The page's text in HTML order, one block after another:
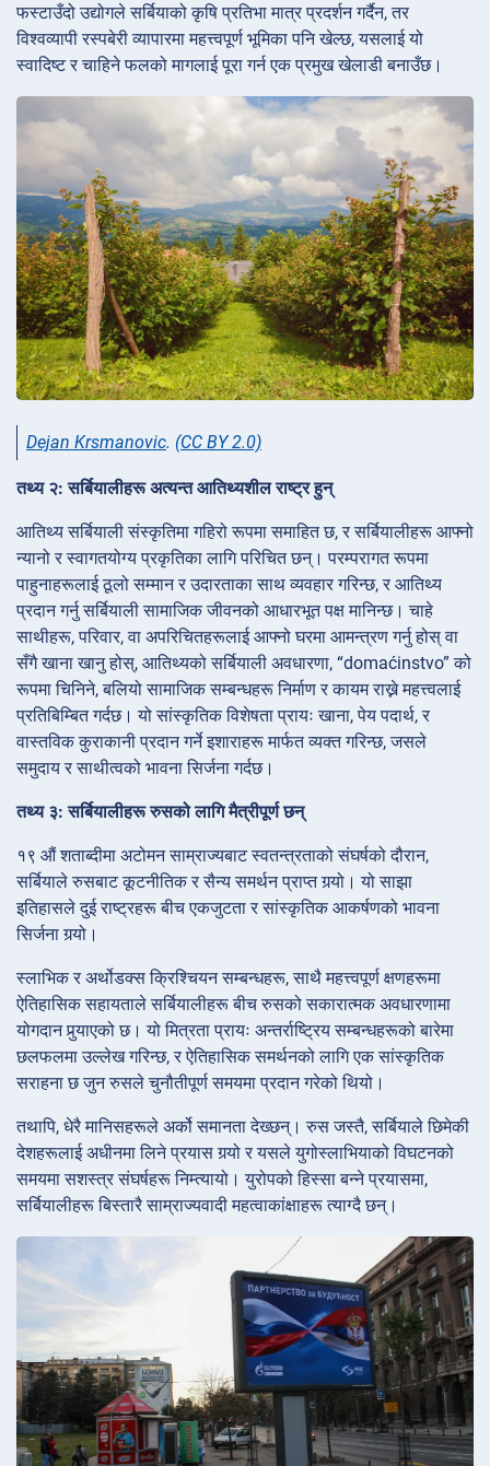
फस्टाउँदो उद्योगले सर्बियाको कृषि प्रतिभा मात्र प्रदर्शन गर्दैन, तर
विश्वव्यापी रस्पबेरी व्यापारमा महत्त्वपूर्ण भूमिका पनि खेल्छ, यसलाई यो
स्वादिष्ट र चाहिने फलको मागलाई पूरा गर्न एक प्रमुख खेलाडी बनाउँछ।
Dejan Krsmanovic. (CC BY 2.0)
तथ्य २: सर्बियालीहरू अत्यन्त आतिथ्यशील राष्ट्र हुन्
आतिथ्य सर्बियाली संस्कृतिमा गहिरो रूपमा समाहित छ, र सर्बियालीहरू आफ्नो
न्यानो र स्वागतयोग्य प्रकृतिका लागि परिचित छन्। परम्परागत रूपमा
पाहुनाहरूलाई ठूलो सम्मान र उदारताका साथ व्यवहार गरिन्छ, र आतिथ्य
प्रदान गर्नु सर्बियाली सामाजिक जीवनको आधारभूत पक्ष मानिन्छ। चाहे
साथीहरू, परिवार, वा अपरिचितहरूलाई आफ्नो घरमा आमन्त्रण गर्नु होस् वा
सँगै खाना खानु होस्, आतिथ्यको सर्बियाली अवधारणा, “domaćinstvo” को
रूपमा चिनिने, बलियो सामाजिक सम्बन्धहरू निर्माण र कायम राख्ने महत्त्वलाई
प्रतिबिम्बित गर्दछ। यो सांस्कृतिक विशेषता प्रायः खाना, पेय पदार्थ, र
वास्तविक कुराकानी प्रदान गर्ने इशाराहरू मार्फत व्यक्त गरिन्छ, जसले
समुदाय र साथीत्वको भावना सिर्जना गर्दछ।
तथ्य ३: सर्बियालीहरू रुसको लागि मैत्रीपूर्ण छन्
१९ औं शताब्दीमा अटोमन साम्राज्यबाट स्वतन्त्रताको संघर्षको दौरान,
सर्बियाले रुसबाट कूटनीतिक र सैन्य समर्थन प्राप्त गर्‍यो। यो साझा
इतिहासले दुई राष्ट्रहरू बीच एकजुटता र सांस्कृतिक आकर्षणको भावना
सिर्जना गर्‍यो।
स्लाभिक र अर्थोडक्स क्रिश्चियन सम्बन्धहरू, साथै महत्त्वपूर्ण क्षणहरूमा
ऐतिहासिक सहायताले सर्बियालीहरू बीच रुसको सकारात्मक अवधारणामा
योगदान पुर्‍याएको छ। यो मित्रता प्रायः अन्तर्राष्ट्रिय सम्बन्धहरूको बारेमा
छलफलमा उल्लेख गरिन्छ, र ऐतिहासिक समर्थनको लागि एक सांस्कृतिक
सराहना छ जुन रुसले चुनौतीपूर्ण समयमा प्रदान गरेको थियो।
तथापि, धेरै मानिसहरूले अर्को समानता देख्छन्। रुस जस्तै, सर्बियाले छिमेकी
देशहरूलाई अधीनमा लिने प्रयास गर्‍यो र यसले युगोस्लाभियाको विघटनको
समयमा सशस्त्र संघर्षहरू निम्त्यायो। युरोपको हिस्सा बन्ने प्रयासमा,
सर्बियालीहरू बिस्तारै साम्राज्यवादी महत्वाकांक्षाहरू त्याग्दै छन्।